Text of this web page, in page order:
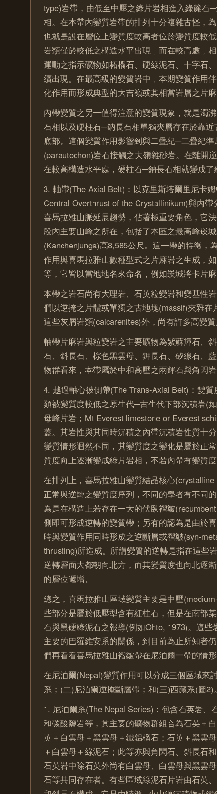
type)岩帶，由低至中壓之綠片岩相進入綠簾石
相。在本帶內變質岩帶的排列十分複雜古怪，
也就是說在層位上變質度較高者位於變質度較
岩類僅於較低之構造水平出現，而在較高處，
運動之指示礦物如柘榴石、硬綠泥石、十字石
續出現。在最高級的變質岩中，本期變質作用
化作用而形成典型的大吉嶺或其相當岩層之片
內帶變質之另一值得注意的變質現象，就是濁
石相以及硬柱石─鈉長石相單獨夾層存在於靠
底部。這個變質作用影響到與二疊紀─三疊紀準
(parautochon)岩石接觸之大嶺雜砂岩。在離開
在較高構造水平處，硬柱石─鈉長石相就變成了
3. 軸帶(The Axial Belt)：以克里斯塔爾里尼卡
Central Overthrust of the Crystallinikum)與內
喜馬拉雅山脈延展趨勢，佔著極重要角色，它
段內主要山峰之所在，包括了本區之最高峰崁
(Kanchenjunga)高8,585公尺。這一帶的特徵，
作用與喜馬拉雅山數種型式之片麻岩之生成，
等，它皆以當地地名來命名，例如崁城將卡片
本帶之岩石尚有大理岩、石英粒變岩和變基性
們以逆掩之片體或單獨之古地塊(massif)夾雜在
這些灰屑岩類(calcarenites)外，尚有許多高變
軸帶片麻岩與粒變岩之主要礦物為紫蘇輝石、
石、斜長石、棕色黑雲母、鉀長石、矽線石、
物群看來，本帶屬於中和高壓之兩輝石與角閃
4. 越過軸心彼側帶(The Trans-Axial Belt)：變
類被變質度較低之原生代─古生代下部沉積岩(
母峰片岩；Mt Everest limestone or Everest
蓋。其岩性與其同時沉積之內帶沉積岩性質十
變質情形迴然不同，其變質度之變化是屬於正
質度向上逐漸變成綠片岩相，不若內帶有變質
在排列上，喜馬拉雅山變質結晶核心
正常與逆轉之變質度序列，不同的學者有不同
為是在構造上若存在一大的伏臥褶皺
側即可形成逆轉的變質帶；另有的認為是由於
時與變質作用同時形成之逆斷層或褶皺(syn-
thrusting)所造成。所謂變質的逆轉是指在這些
逆轉層面大都朝向北方，而其變質度也向北逐
的層位遞增。
總之，喜馬拉雅山區域變質主要是中壓
些部分是屬於低壓型含有紅柱石，但是在南部
石與黑硬綠泥石之報導(例如Ohto, 1973)。這些
主要的巴羅維安系的關係，到目前為止所知者
們再看看喜馬拉雅山褶皺帶在尼泊爾一帶的情
在尼泊爾(Nepal)變質作用可以分成三個區域來
系；(二)尼泊爾逆掩斷層帶；和(三)西藏系(圖2)
1. 尼泊爾系(The Nepal Series)：包含石英岩、
和碳酸鹽岩等，其主要的礦物群組合為石英＋
英＋白雲母＋黑雲母＋鐵鋁榴石；石英＋黑雲
＋白雲母＋綠泥石；此等亦與角閃石、斜長石
石英岩中除石英外尚有白雲母、白雲母與黑雲
石等共同存在者。有些區域綠泥石片岩由石英